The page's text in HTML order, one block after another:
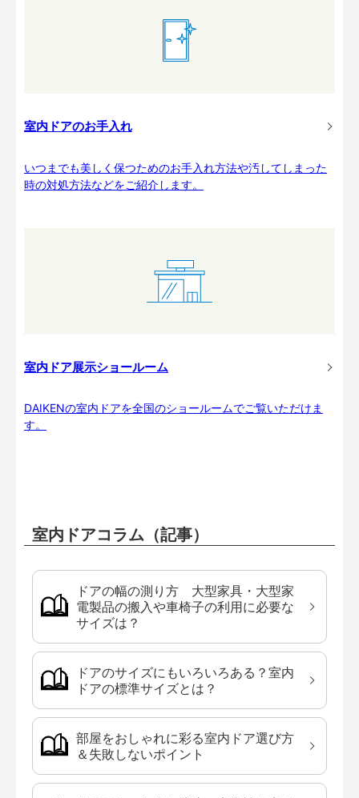
室内ドアのお手入れ
いつまでも美しく保つためのお手入れ方法や汚してしまった
時の対処方法などをご紹介します。
室内ドア展示ショールーム
DAIKENの室内ドアを全国のショールームでご覧いただけま
す。
室内ドアコラム（記事）
ドアの幅の測り方 大型家具・大型家
電製品の搬入や車椅子の利用に必要な
サイズは？
ドアのサイズにもいろいろある？室内
ドアの標準サイズとは？
部屋をおしゃれに彩る室内ドア選び方
＆失敗しないポイント